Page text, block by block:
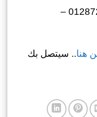
اتصل بأرقام الآتية: 01287223589 –
هنا.. سيتصل بك